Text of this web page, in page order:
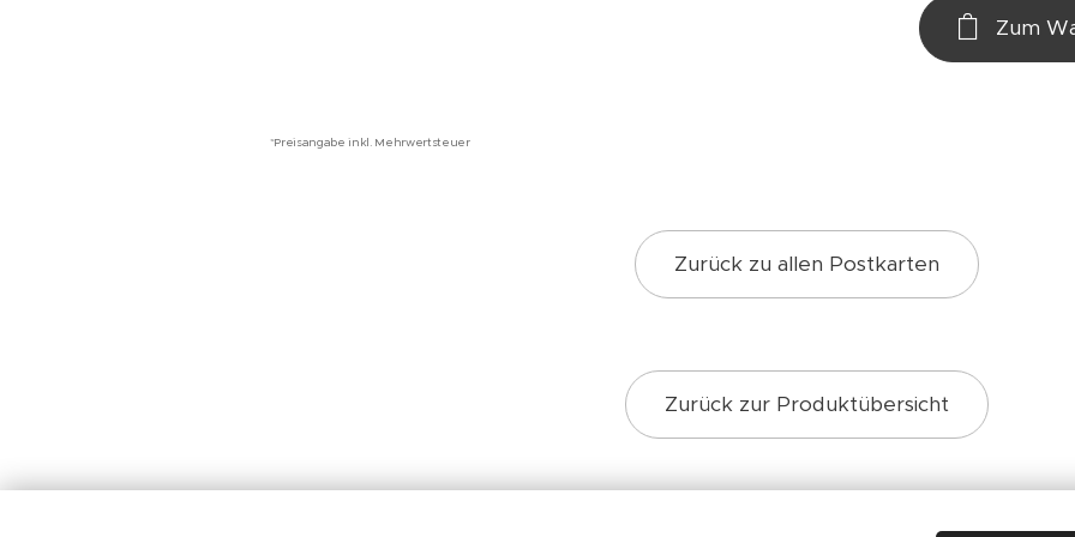
Zum
*Preisangabe inkl. Mehrwertsteuer
Zurück zu allen Postkarten
Zurück zur Produktübersicht